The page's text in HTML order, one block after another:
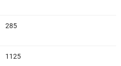
285
1125